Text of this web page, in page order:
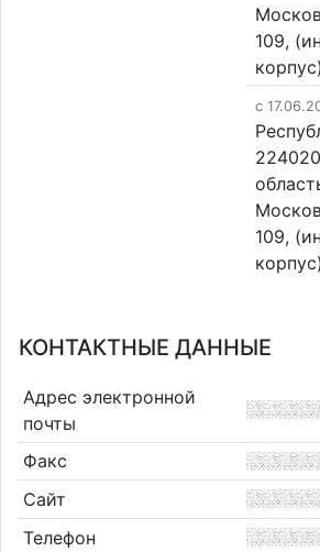
109,
корпус)
c
109,
корпус)
КОНТАКТНЫЕ ДАННЫЕ
Адрес электронной
почты
Факс
Сайт
Телефон